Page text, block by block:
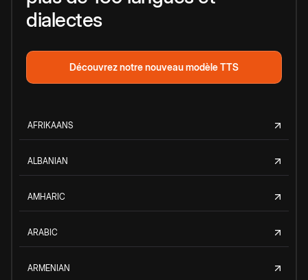
dialectes
Découvrez notre nouveau modèle TTS
AFRIKAANS
ALBANIAN
AMHARIC
ARABIC
ARMENIAN